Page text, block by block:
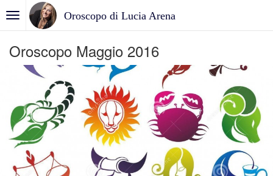
Oroscopo di Lucia Arena
Oroscopo Maggio 2016